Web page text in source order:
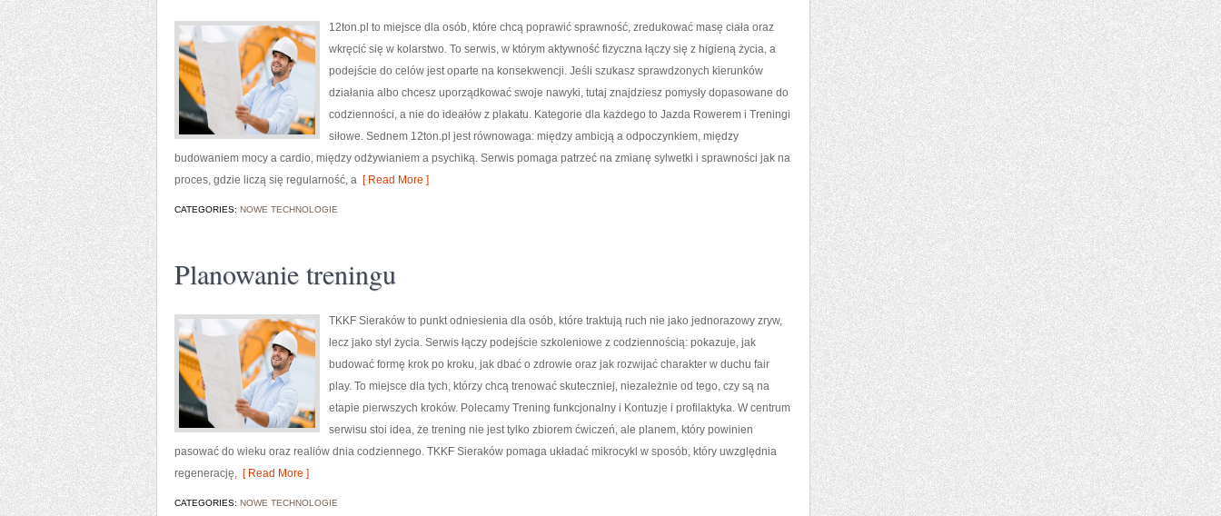
12ton.pl to miejsce dla osób, które chcą poprawić sprawność, zredukować masę ciała oraz
wkręcić się w kolarstwo. To serwis, w którym aktywność fizyczna łączy się z higieną życia, a
podejście do celów jest oparte na konsekwencji. Jeśli szukasz sprawdzonych kierunków
działania albo chcesz uporządkować swoje nawyki, tutaj znajdziesz pomysły dopasowane do
codzienności, a nie do ideałów z plakatu. Kategorie dla każdego to Jazda Rowerem i Treningi
siłowe. Sednem 12ton.pl jest równowaga: między ambicją a odpoczynkiem, między
budowaniem mocy a cardio, między odżywianiem a psychiką. Serwis pomaga patrzeć na zmianę sylwetki i sprawności jak na
proces, gdzie liczą się regularność, a [ Read More ]
CATEGORIES: NOWE TECHNOLOGIE
Planowanie treningu
TKKF Sieraków to punkt odniesienia dla osób, które traktują ruch nie jako jednorazowy zryw,
lecz jako styl życia. Serwis łączy podejście szkoleniowe z codziennością: pokazuje, jak
budować formę krok po kroku, jak dbać o zdrowie oraz jak rozwijać charakter w duchu fair
play. To miejsce dla tych, którzy chcą trenować skuteczniej, niezależnie od tego, czy są na
etapie pierwszych kroków. Polecamy Trening funkcjonalny i Kontuzje i profilaktyka. W centrum
serwisu stoi idea, że trening nie jest tylko zbiorem ćwiczeń, ale planem, który powinien
pasować do wieku oraz realiów dnia codziennego. TKKF Sieraków pomaga układać mikrocykl w sposób, który uwzględnia
regenerację, [ Read More ]
CATEGORIES: NOWE TECHNOLOGIE